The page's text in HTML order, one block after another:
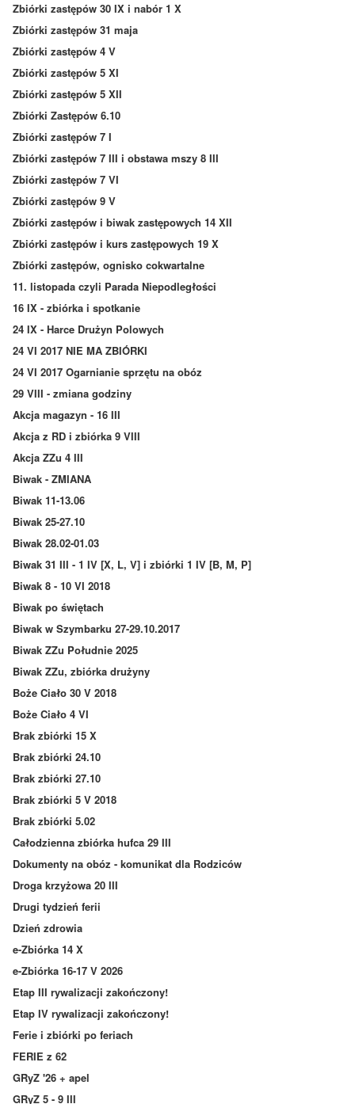
Zbiórki zastępów 30 IX i nabór 1 X
Zbiórki zastępów 31 maja
Zbiórki zastępów 4 V
Zbiórki zastępów 5 XI
Zbiórki zastępów 5 XII
Zbiórki Zastępów 6.10
Zbiórki zastępów 7 I
Zbiórki zastępów 7 III i obstawa mszy 8 III
Zbiórki zastępów 7 VI
Zbiórki zastępów 9 V
Zbiórki zastępów i biwak zastępowych 14 XII
Zbiórki zastępów i kurs zastępowych 19 X
Zbiórki zastępów, ognisko cokwartalne
11. listopada czyli Parada Niepodległości
16 IX - zbiórka i spotkanie
24 IX - Harce Drużyn Polowych
24 VI 2017 NIE MA ZBIÓRKI
24 VI 2017 Ogarnianie sprzętu na obóz
29 VIII - zmiana godziny
Akcja magazyn - 16 III
Akcja z RD i zbiórka 9 VIII
Akcja ZZu 4 III
Biwak - ZMIANA
Biwak 11-13.06
Biwak 25-27.10
Biwak 28.02-01.03
Biwak 31 III - 1 IV [X, L, V] i zbiórki 1 IV [B, M, P]
Biwak 8 - 10 VI 2018
Biwak po świętach
Biwak w Szymbarku 27-29.10.2017
Biwak ZZu Południe 2025
Biwak ZZu, zbiórka drużyny
Boże Ciało 30 V 2018
Boże Ciało 4 VI
Brak zbiórki 15 X
Brak zbiórki 24.10
Brak zbiórki 27.10
Brak zbiórki 5 V 2018
Brak zbiórki 5.02
Całodzienna zbiórka hufca 29 III
Dokumenty na obóz - komunikat dla Rodziców
Droga krzyżowa 20 III
Drugi tydzień ferii
Dzień zdrowia
e-Zbiórka 14 X
e-Zbiórka 16-17 V 2026
Etap III rywalizacji zakończony!
Etap IV rywalizacji zakończony!
Ferie i zbiórki po feriach
FERIE z 62
GRyZ '26 + apel
GRyZ 5 - 9 III